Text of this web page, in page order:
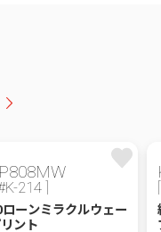
214 ]
ーンミラクルウェー
ント